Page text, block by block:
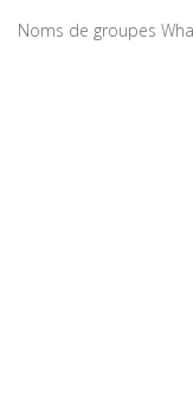
Noms de groupes